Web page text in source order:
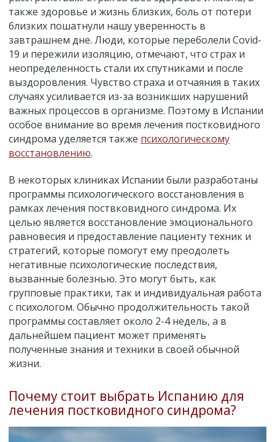
также здоровье и жизнь близких, боль от потери
близких пошатнули нашу уверенность в
завтрашнем дне. Люди, которые переболели Covid-
19 и пережили изоляцию, отмечают, что страх и
неопределенность стали их спутниками и после
выздоровления. Чувство страха и отчаяния в таких
случаях усиливается из-за возникших нарушений
важных процессов в организме. Поэтому в Испании
особое внимание во время лечения постковидного
синдрома уделяется также психологическому
восстановлению.
В некоторых клиниках Испании были разработаны
программы психологического восстановления в
рамках лечения поствковидного синдрома. Их
целью является восстановление эмоционального
равновесия и предоставление пациенту техник и
стратегий, которые помогут ему преодолеть
негативные психологические последствия,
вызванные болезнью. Это могут быть, как
групповые практики, так и индивидуальная работа
с психологом. Обычно продолжительность такой
программы составляет около 2-4 недель, а в
дальнейшем пациент может применять
полученные знания и техники в своей обычной
жизни.
Почему стоит выбрать Испанию для
лечения постковидного синдрома?